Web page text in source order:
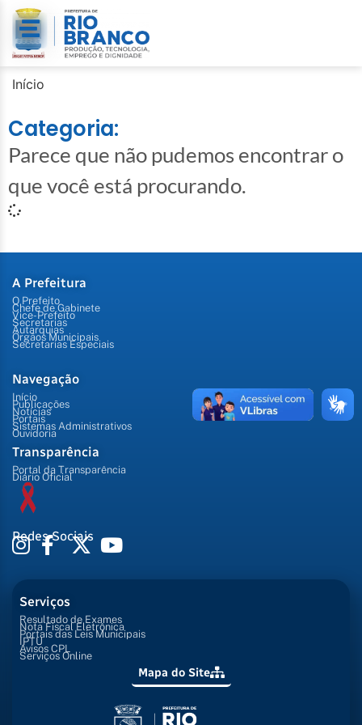
Início
Categoria:
Parece que não pudemos encontrar o
que você está procurando.
A Prefeitura
O Prefeito
Chefe de Gabinete
Vice-Prefeito
Secretarias
Autarquias
Órgãos Municipais
Secretarias Especiais
Navegação
Início
Publicações
Notícias
Portais
Sistemas Administrativos
Ouvidoria
Transparência
Portal da Transparência
Diário Oficial
Redes Sociais
Serviços
Resultado de Exames
Nota Fiscal Eletrônica
Portais das Leis Municipais
IPTU
Avisos CPL
Serviços Online
Mapa do Site